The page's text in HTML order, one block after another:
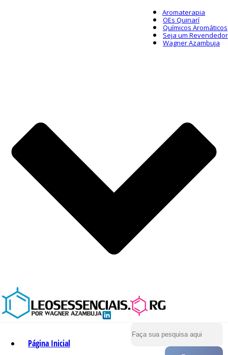
Aromaterapia
OEs Quinarí
Químicos Aromáticos
Seja um Revendedor
Wagner Azambuja
Página Inicial